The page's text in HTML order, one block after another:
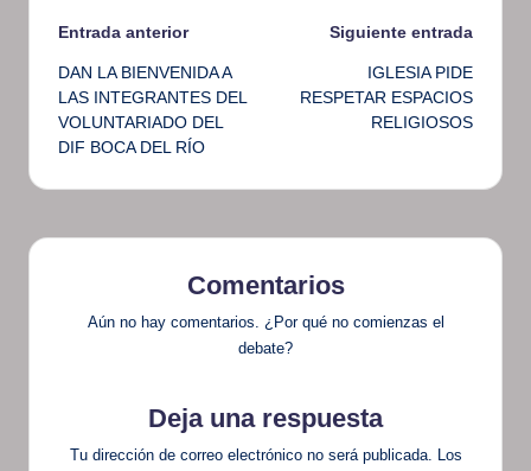
Navegación
de
entradas
Entrada anterior
DAN LA BIENVENIDA A
LAS INTEGRANTES DEL
VOLUNTARIADO DEL
DIF BOCA DEL RÍO
Siguiente entrada
IGLESIA PIDE
RESPETAR ESPACIOS
RELIGIOSOS
Comentarios
Aún no hay comentarios. ¿Por qué no comienzas el
debate?
Deja una respuesta
Tu dirección de correo electrónico no será publicada. Los